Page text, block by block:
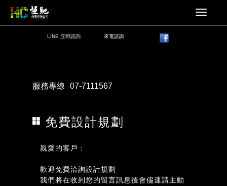
LINE 立即諮詢 來電諮詢
服務專線 07-7111567
免費設計規劃
親愛的客戶：
歡迎免費洽詢設計規劃
我們將在收到您的留言訊息後會儘速請主動